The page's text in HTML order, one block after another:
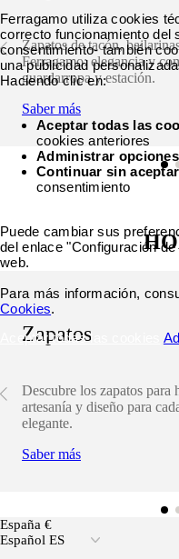
Zapatos de tacón,
Ferragamo: elegancia y
guardarropa y estación.
Saber más
Zapatos
Descubre los zapatos para
artesanía y diseño para
elegante.
Saber más
España €
Español ES
Ferragamo utiliza cookies
correcto funcionamiento
consentimiento- también
una publicidad
Haciendo clic en:
Aceptar todas las
cookies anteriores
Administrar opciones
Continuar sin aceptar
consentimiento
Puede cambiar sus
del enlace "Configuración
web.
Para más información,
Cookies.
Aceptar todas las cookies